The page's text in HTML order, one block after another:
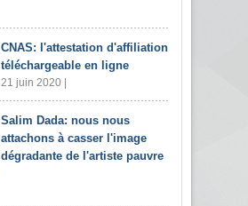
CNAS: l'attestation d'affiliation
téléchargeable en ligne
21 juin 2020 |
Salim Dada: nous nous
attachons à casser l'image
dégradante de l'artiste pauvre